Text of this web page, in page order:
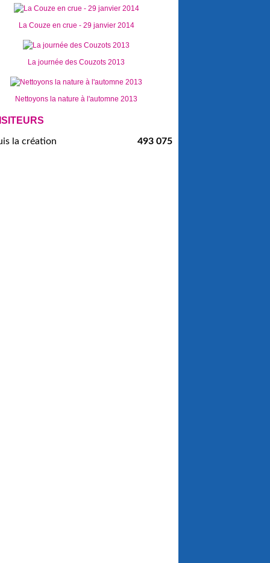
La Couze en crue - 29 janvier 2014
La journée des Couzots 2013
Nettoyons la nature à l'automne 2013
la création 493 075